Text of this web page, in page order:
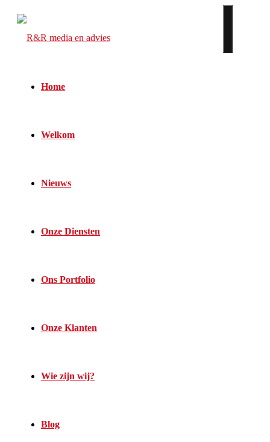
Home
Welkom
Nieuws
Onze Diensten
Ons Portfolio
Onze Klanten
Wie zijn wij?
Blog